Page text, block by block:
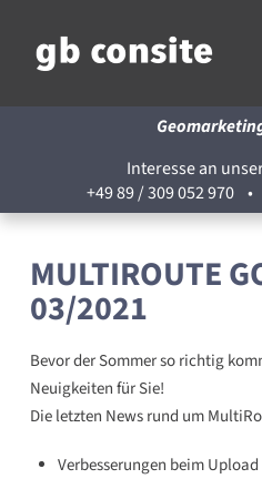
Interesse an
+49 89 / 309 052 970•
MULTIROUTE
03/2021
Bevor der Sommer so richtig
Neuigkeiten für Sie!
Die letzten News rund um
Verbesserungen beim Upload